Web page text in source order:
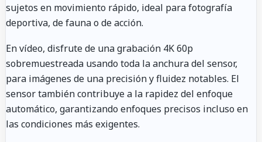
sujetos en movimiento rápido, ideal para fotografía
deportiva, de fauna o de acción.
En vídeo, disfrute de una grabación 4K 60p
sobremuestreada usando toda la anchura del sensor,
para imágenes de una precisión y fluidez notables. El
sensor también contribuye a la rapidez del enfoque
automático, garantizando enfoques precisos incluso en
las condiciones más exigentes.